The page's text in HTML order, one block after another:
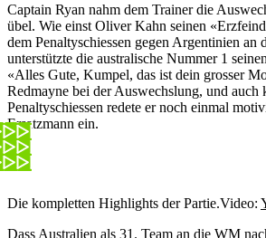
Captain Ryan nahm dem Trainer die
übel. Wie einst Oliver Kahn seinen
dem Penaltyschiessen gegen Argentinien
unterstützte die australische Nummer 1
«Alles Gute, Kumpel, das ist dein grosser
Redmayne bei der Auswechslung, und auch
Penaltyschiessen redete er noch einmal
Ersatzmann ein.
Die kompletten Highlights der Partie.Video:
Dass Australien als 31. Team an die WM